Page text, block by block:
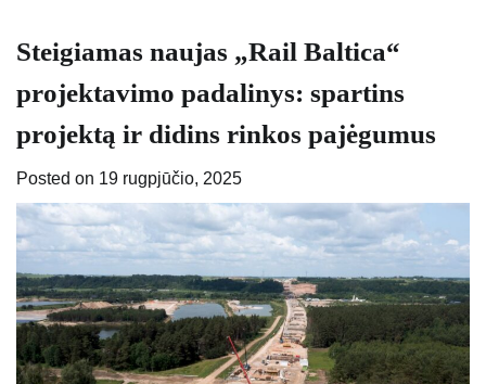
Steigiamas naujas „Rail Baltica“
projektavimo padalinys: spartins
projektą ir didins rinkos pajėgumus
Posted on 19 rugpjūčio, 2025